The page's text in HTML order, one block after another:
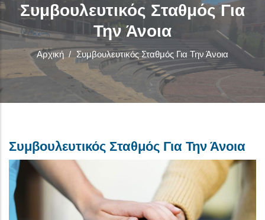
Συμβουλευτικός Σταθμός Για
Την Άνοια
Αρχική / Συμβουλευτικός Σταθμός Για Την Άνοια
Συμβουλευτικός Σταθμός Για Την Άνοια